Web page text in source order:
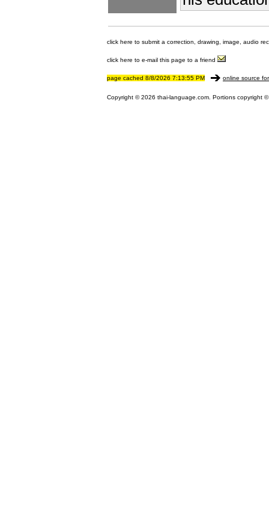
click here to submit a correction, drawing, image, audio
click here to e-mail this page to a friend
page cached 8/8/2026 7:13:55 PM online source
Copyright © 2026 thai-language.com. Portions copyright